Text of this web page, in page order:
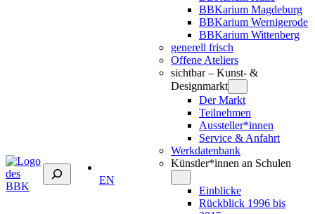
Suchen
EN
BBKarium Magdeburg
BBKarium Wernigerode
BBKarium Wittenberg
generell frisch
Offene Ateliers
sichtbar – Kunst- &
Designmarkt
Der Markt
Teilnehmen
Aussteller*innen
Service & Anfahrt
Werkdatenbank
Künstler*innen an Schulen
Einblicke
Rückblick 1996 bis